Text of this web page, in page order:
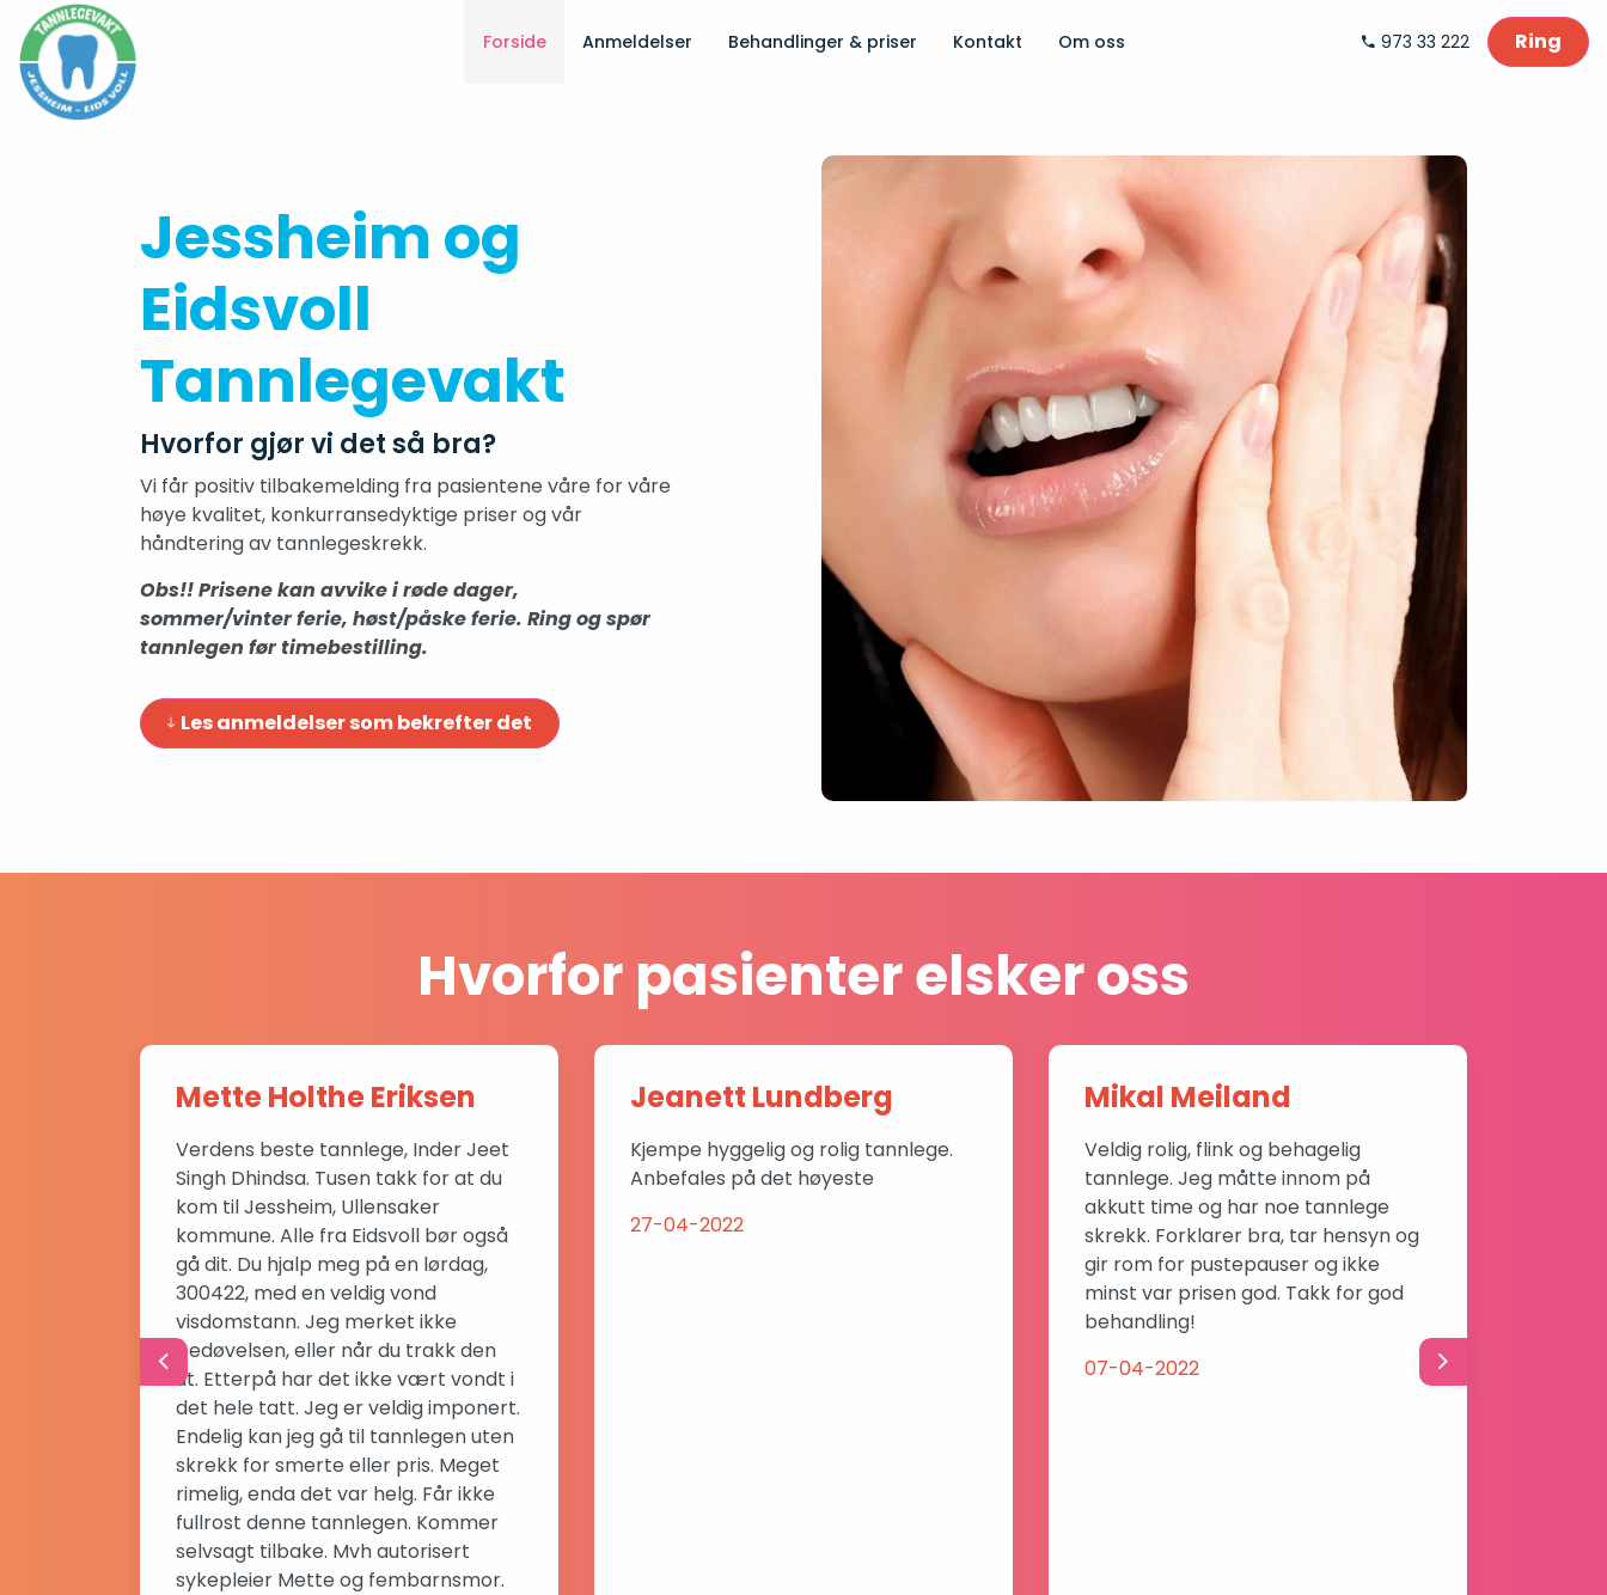
Forside Anmeldelser Behandlinger & priser Kontakt Om oss 973 33 222 Ring
Jessheim og
Eidsvoll
Tannlegevakt
Hvorfor gjør vi det så bra?
Vi får positiv tilbakemelding fra pasientene våre for våre
høye kvalitet, konkurransedyktige priser og vår
håndtering av tannlegeskrekk.
Obs!! Prisene kan avvike i røde dager,
sommer/vinter ferie, høst/påske ferie. Ring og spør
tannlegen før timebestilling.
Les anmeldelser som bekrefter det
Hvorfor pasienter elsker oss
Previous
Mette Holthe Eriksen
Verdens beste tannlege, Inder Jeet
Singh Dhindsa. Tusen takk for at du
kom til Jessheim, Ullensaker
kommune. Alle fra Eidsvoll bør også
gå dit. Du hjalp meg på en lørdag,
300422, med en veldig vond
visdomstann. Jeg merket ikke
bedøvelsen, eller når du trakk den
ut. Etterpå har det ikke vært vondt i
det hele tatt. Jeg er veldig imponert.
Endelig kan jeg gå til tannlegen uten
skrekk for smerte eller pris. Meget
rimelig, enda det var helg. Får ikke
fullrost denne tannlegen. Kommer
selvsagt tilbake. Mvh autorisert
sykepleier Mette og fembarnsmor.
Jeanett Lundberg
Kjempe hyggelig og rolig tannlege.
Anbefales på det høyeste
27-04-2022
Mikal Meiland
Veldig rolig, flink og behagelig
tannlege. Jeg måtte innom på
akkutt time og har noe tannlege
skrekk. Forklarer bra, tar hensyn og
gir rom for pustepauser og ikke
minst var prisen god. Takk for god
behandling!
07-04-2022
Next